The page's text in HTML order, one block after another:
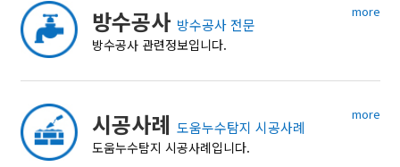
more
방수공사 방수공사 전문
방수공사 관련정보입니다.
more
시공사례 도움누수탐지 시공사례
도움누수탐지 시공사례입니다.